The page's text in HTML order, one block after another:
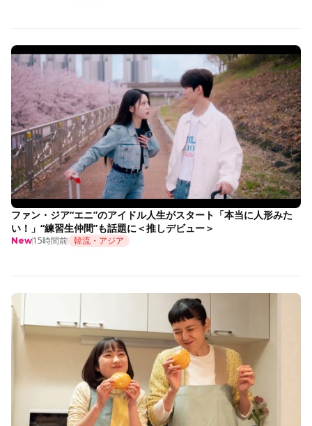
ファン・ジア“エニ”のアイドル人生がスタート「本当に人形みた
い！」“練習生仲間”も話題に＜推しデビュー＞
New15時間前 韓流・アジア